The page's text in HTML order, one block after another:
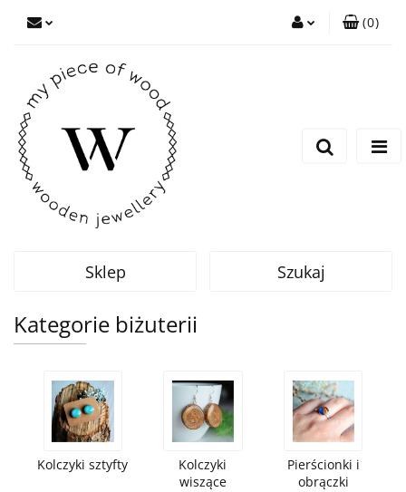
(0)
Sklep Szukaj
Kategorie biżuterii
Kolczyki sztyfty
Kolczyki
wiszące
Pierścionki i
obrączki